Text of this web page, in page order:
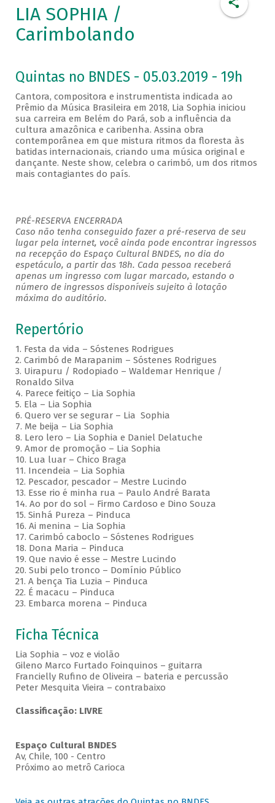
LIA SOPHIA /
Carimbolando
Quintas no BNDES - 05.03.2019 - 19h
Cantora, compositora e instrumentista indicada ao
Prêmio da Música Brasileira em 2018, Lia Sophia iniciou
sua carreira em Belém do Pará, sob a influência da
cultura amazônica e caribenha. Assina obra
contemporânea em que mistura ritmos da floresta às
batidas internacionais, criando uma música original e
dançante. Neste show, celebra o carimbó, um dos ritmos
mais contagiantes do país.
PRÉ-RESERVA ENCERRADA
Caso não tenha conseguido fazer a pré-reserva de seu
lugar pela internet, você ainda pode encontrar ingressos
na recepção do Espaço Cultural BNDES, no dia do
espetáculo, a partir das 18h. Cada pessoa receberá
apenas um ingresso com lugar marcado, estando o
número de ingressos disponíveis sujeito à lotação
máxima do auditório.
Repertório
1. Festa da vida – Sóstenes Rodrigues
2. Carimbó de Marapanim – Sóstenes Rodrigues
3. Uirapuru / Rodopiado – Waldemar Henrique /
Ronaldo Silva
4. Parece feitiço – Lia Sophia
5. Ela – Lia Sophia
6. Quero ver se segurar – Lia Sophia
7. Me beija – Lia Sophia
8. Lero lero – Lia Sophia e Daniel Delatuche
9. Amor de promoção – Lia Sophia
10. Lua luar – Chico Braga
11. Incendeia – Lia Sophia
12. Pescador, pescador – Mestre Lucindo
13. Esse rio é minha rua – Paulo André Barata
14. Ao por do sol – Firmo Cardoso e Dino Souza
15. Sinhá Pureza – Pinduca
16. Ai menina – Lia Sophia
17. Carimbó caboclo – Sóstenes Rodrigues
18. Dona Maria – Pinduca
19. Que navio é esse – Mestre Lucindo
20. Subi pelo tronco – Domínio Público
21. A bença Tia Luzia – Pinduca
22. É macacu – Pinduca
23. Embarca morena – Pinduca
Ficha Técnica
Lia Sophia – voz e violão
Gileno Marco Furtado Foinquinos – guitarra
Francielly Rufino de Oliveira – bateria e percussão
Peter Mesquita Vieira – contrabaixo
Classificação: LIVRE
Espaço Cultural BNDES
Av, Chile, 100 - Centro
Próximo ao metrô Carioca